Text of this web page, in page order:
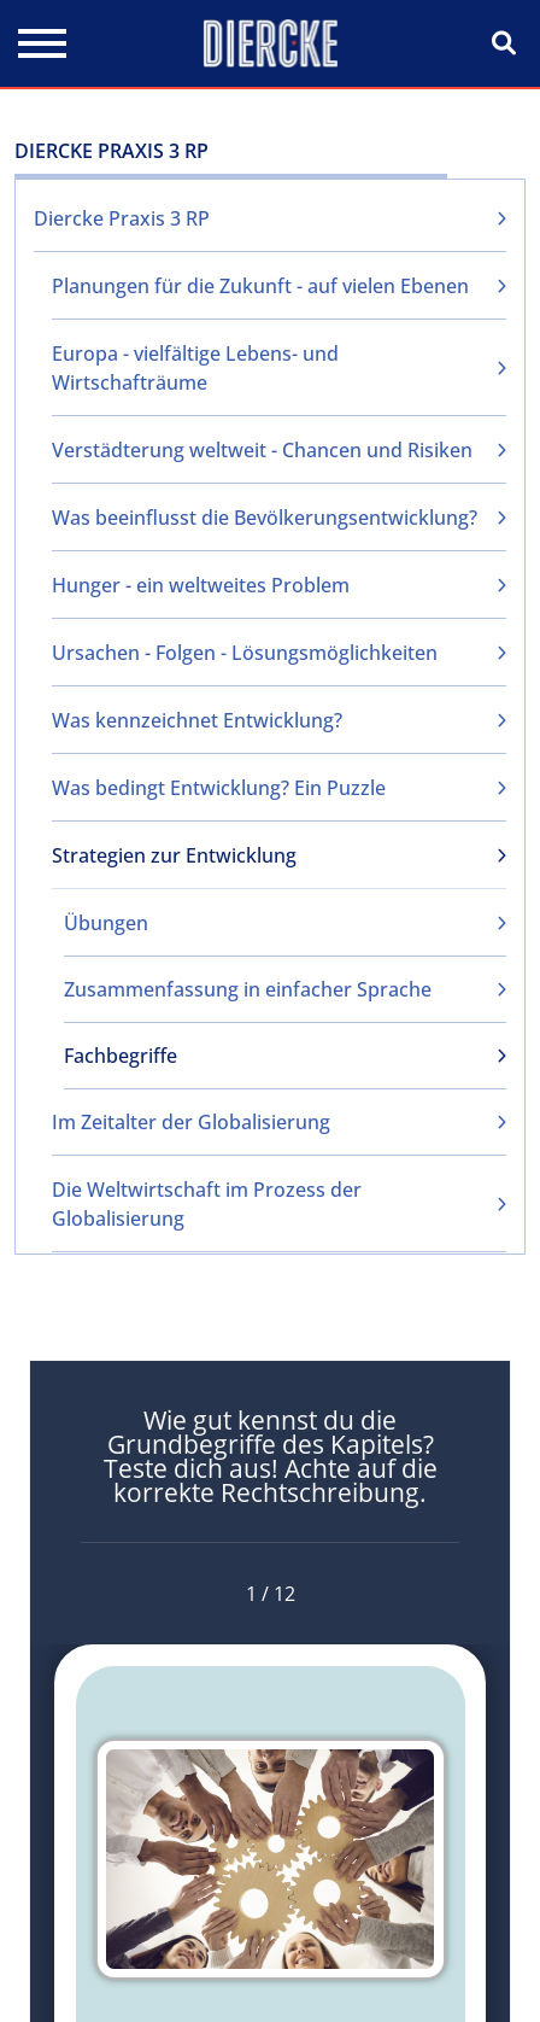
DIERCKE PRAXIS 3 RP
Diercke Praxis 3 RP
Planungen für die Zukunft - auf vielen Ebenen
Europa - vielfältige Lebens- und
Wirtschafträume
Verstädterung weltweit - Chancen und Risiken
Was beeinflusst die Bevölkerungsentwicklung?
Hunger - ein weltweites Problem
Ursachen - Folgen - Lösungsmöglichkeiten
Was kennzeichnet Entwicklung?
Was bedingt Entwicklung? Ein Puzzle
Strategien zur Entwicklung
Übungen
Zusammenfassung in einfacher Sprache
Fachbegriffe
Im Zeitalter der Globalisierung
Die Weltwirtschaft im Prozess der
Globalisierung